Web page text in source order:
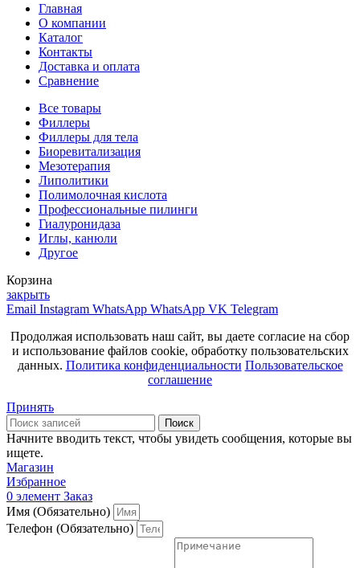
Главная
О компании
Каталог
Контакты
Доставка и оплата
Сравнение
Все товары
Филлеры
Филлеры для тела
Биоревитализация
Мезотерапия
Липолитики
Полимолочная кислота
Профессиональные пилинги
Гиалуронидаза
Иглы, канюли
Другое
Корзина
закрыть
Email Instagram WhatsApp WhatsApp VK Telegram
Продолжая использовать наш сайт, вы даете согласие на сбор
и использование файлов cookie, обработку пользовательских
данных. Политика конфиденциальности Пользовательское
соглашение
Принять
Поиск
Начните вводить текст, чтобы увидеть сообщения, которые вы
ищете.
Магазин
Избранное
0 элемент Заказ
Имя (Обязательно)
Телефон (Обязательно)